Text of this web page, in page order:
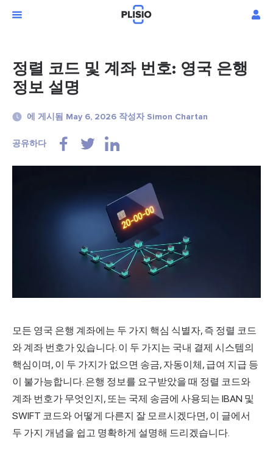
정렬 코드 및 계좌 번호: 영국 은행
정보 설명
에 게시됨 May 6, 2026 작성자 Simon Chartan
공유하다
모든 영국 은행 계좌에는 두 가지 핵심 식별자, 즉 정렬 코드
와 계좌 번호가 있습니다. 이 두 가지는 국내 결제 시스템의
핵심이며, 이 두 가지가 없으면 송금, 자동이체, 급여 지급 등
이 불가능합니다. 은행 정보를 요구받았을 때 정렬 코드와
계좌 번호가 무엇인지, 또는 국제 송금에 사용되는 IBAN 및
SWIFT 코드와 어떻게 다른지 잘 모르시겠다면, 이 글에서
두 가지 개념을 쉽고 명확하게 설명해 드리겠습니다.